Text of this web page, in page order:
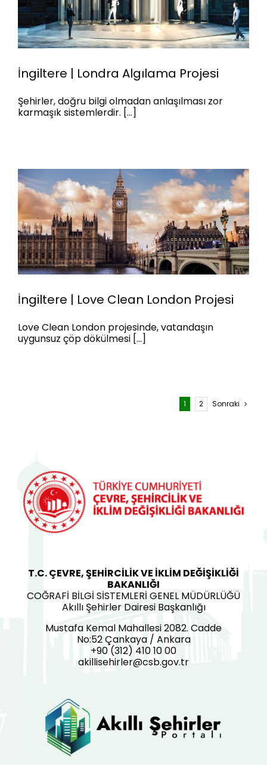
İngiltere | Londra Algılama
İngiltere | Londra Algılama Projesi
Şehirler, doğru bilgi olmadan anlaşılması zor
karmaşık sistemlerdir. [...]
İngiltere | Love Clean London
Projesi
İngiltere | Love Clean London Projesi
Love Clean London projesinde, vatandaşın
uygunsuz çöp dökülmesi [...]
1 2 Sonraki
T.C. ÇEVRE, ŞEHİRCİLİK VE İKLİM DEĞİŞİKLİĞİ
BAKANLIĞI
COĞRAFİ BİLGİ SİSTEMLERİ GENEL MÜDÜRLÜĞÜ
Akıllı Şehirler Dairesi Başkanlığı
Mustafa Kemal Mahallesi 2082. Cadde
No:52 Çankaya / Ankara
+90 (312) 410 10 00
akillisehirler@csb.gov.tr